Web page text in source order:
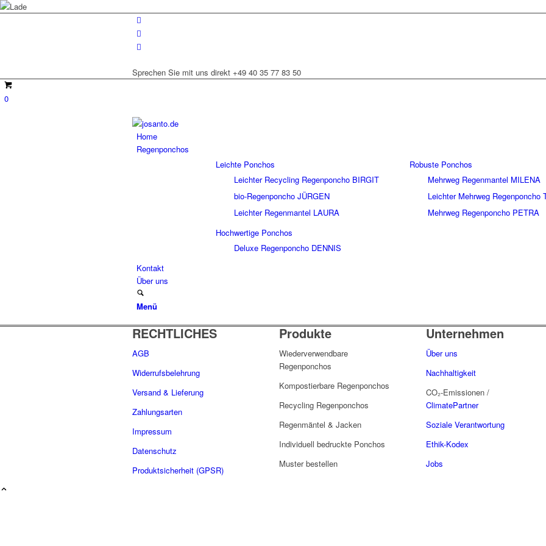
Sprechen Sie mit uns direkt +49 40 35 77 83 50
0
Home
Regenponchos
Leichte Ponchos
Leichter Recycling Regenponcho BIRGIT
bio-Regenponcho JÜRGEN
Leichter Regenmantel LAURA
Robuste Ponchos
Mehrweg Regenmantel MILENA
Leichter Mehrweg Regenponcho
Mehrweg Regenponcho PETRA
Hochwertige Ponchos
Deluxe Regenponcho DENNIS
Kontakt
Über uns
Menü
RECHTLICHES
AGB
Widerrufsbelehrung
Versand & Lieferung
Zahlungsarten
Impressum
Datenschutz
Produktsicherheit (GPSR)
Produkte
Wiederverwendbare
Regenponchos
Kompostierbare Regenponchos
Recycling Regenponchos
Regenmäntel & Jacken
Individuell bedruckte Ponchos
Muster bestellen
Unternehmen
Über uns
Nachhaltigkeit
CO₂-Emissionen /
ClimatePartner
Soziale Verantwortung
Ethik-Kodex
Jobs